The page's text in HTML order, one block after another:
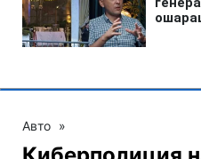
Авто »